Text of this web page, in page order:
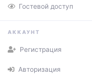
Гостевой доступ
АККАУНТ
Регистрация
Авторизация